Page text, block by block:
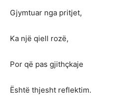
Gjymtuar nga pritjet,
Ka një qiell rozë,
Por që pas gjithçkaje
Është thjesht reflektim.